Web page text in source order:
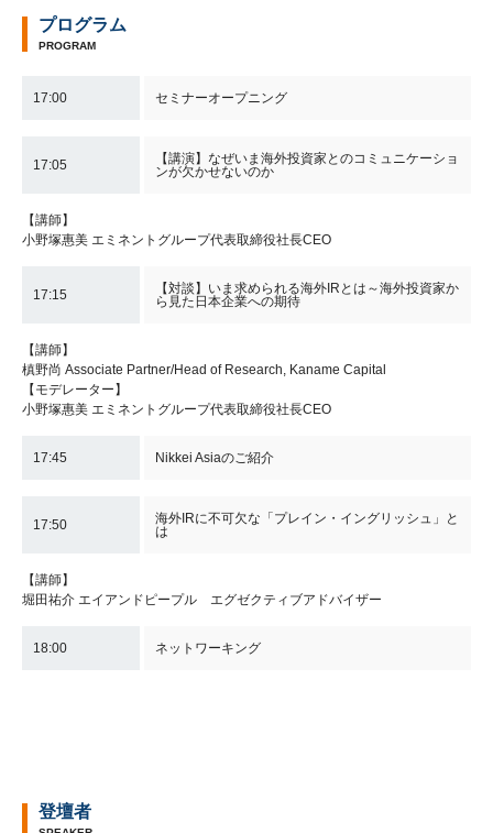
プログラム
PROGRAM
17:00 セミナーオープニング
17:05
【講演】なぜいま海外投資家とのコミュニケーショ
ンが欠かせないのか
【講師】
小野塚惠美 エミネントグループ代表取締役社長CEO
17:15
【対談】いま求められる海外IRとは～海外投資家か
ら見た日本企業への期待
【講師】
槙野尚 Associate Partner/Head of Research, Kaname Capital
【モデレーター】
小野塚惠美 エミネントグループ代表取締役社長CEO
17:45 Nikkei Asiaのご紹介
17:50
海外IRに不可欠な「プレイン・イングリッシュ」と
は
【講師】
堀田祐介 エイアンドピープル エグゼクティブアドバイザー
18:00 ネットワーキング
登壇者